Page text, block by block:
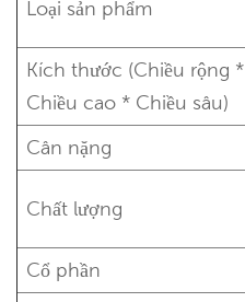
Loại sản phẩm
Kích thước (Chiều rộng *
Chiều cao * Chiều sâu)
Cân nặng
Chất lượng
Cổ phần